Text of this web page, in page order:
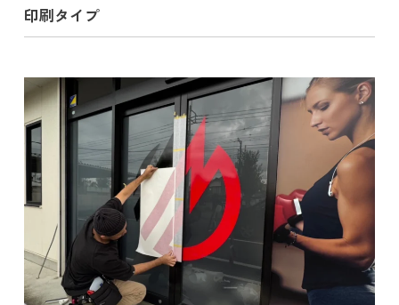
印刷タイプ